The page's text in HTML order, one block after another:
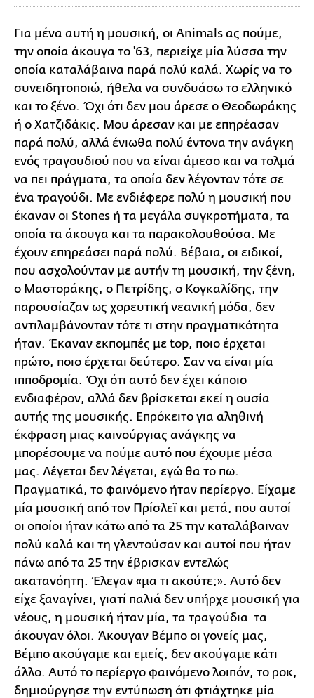
Για μένα αυτή η μουσική, οι Animals ας πούμε,
την οποία άκουγα το '63, περιείχε μία λύσσα την
οποία καταλάβαινα παρά πολύ καλά. Χωρίς να το
συνειδητοποιώ, ήθελα να συνδυάσω το ελληνικό
και το ξένο. Όχι ότι δεν μου άρεσε ο Θεοδωράκης
ή ο Χατζιδάκις. Μου άρεσαν και με επηρέασαν
παρά πολύ, αλλά ένιωθα πολύ έντονα την ανάγκη
ενός τραγουδιού που να είναι άμεσο και να τολμά
να πει πράγματα, τα οποία δεν λέγονταν τότε σε
ένα τραγούδι. Με ενδιέφερε πολύ η μουσική που
έκαναν οι Stones ή τα μεγάλα συγκροτήματα, τα
οποία τα άκουγα και τα παρακολουθούσα. Με
έχουν επηρεάσει παρά πολύ. Βέβαια, οι ειδικοί,
που ασχολούνταν με αυτήν τη μουσική, την ξένη,
ο Μαστοράκης, ο Πετρίδης, ο Κογκαλίδης, την
παρουσίαζαν ως χορευτική νεανική μόδα, δεν
αντιλαμβάνονταν τότε τι στην πραγματικότητα
ήταν. Έκαναν εκπομπές με top, ποιο έρχεται
πρώτο, ποιο έρχεται δεύτερο. Σαν να είναι μία
ιπποδρομία. Όχι ότι αυτό δεν έχει κάποιο
ενδιαφέρον, αλλά δεν βρίσκεται εκεί η ουσία
αυτής της μουσικής. Επρόκειτο για αληθινή
έκφραση μιας καινούργιας ανάγκης να
μπορέσουμε να πούμε αυτό που έχουμε μέσα
μας. Λέγεται δεν λέγεται, εγώ θα το πω.
Πραγματικά, το φαινόμενο ήταν περίεργο. Είχαμε
μία μουσική από τον Πρίσλεϊ και μετά, που αυτοί
οι οποίοι ήταν κάτω από τα 25 την καταλάβαιναν
πολύ καλά και τη γλεντούσαν και αυτοί που ήταν
πάνω από τα 25 την έβρισκαν εντελώς
ακατανόητη. Έλεγαν «μα τι ακούτε;». Αυτό δεν
είχε ξαναγίνει, γιατί παλιά δεν υπήρχε μουσική για
νέους, η μουσική ήταν μία, τα τραγούδια τα
άκουγαν όλοι. Άκουγαν Βέμπο οι γονείς μας,
Βέμπο ακούγαμε και εμείς, δεν ακούγαμε κάτι
άλλο. Αυτό το περίεργο φαινόμενο λοιπόν, το ροκ,
δημιούργησε την εντύπωση ότι φτιάχτηκε μία